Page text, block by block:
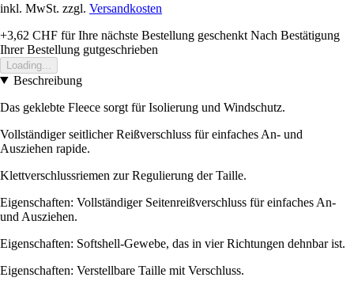
inkl. MwSt. zzgl. Versandkosten
+3,62 CHF für Ihre nächste Bestellung geschenkt Nach Bestätigung
Ihrer Bestellung gutgeschrieben
Loading...
Beschreibung
Das geklebte Fleece sorgt für Isolierung und Windschutz.
Vollständiger seitlicher Reißverschluss für einfaches An- und
Ausziehen rapide.
Klettverschlussriemen zur Regulierung der Taille.
Eigenschaften: Vollständiger Seitenreißverschluss für einfaches An-
und Ausziehen.
Eigenschaften: Softshell-Gewebe, das in vier Richtungen dehnbar ist.
Eigenschaften: Verstellbare Taille mit Verschluss.